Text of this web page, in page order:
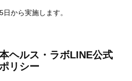
から実施します。
ヘルス・ラボLINE公式
リシー